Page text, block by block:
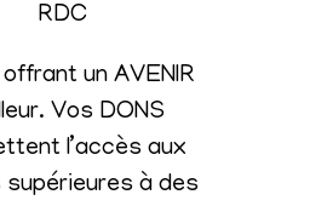
RDC
un AVENIR
Vos DONS
l’accès aux
supérieures à des